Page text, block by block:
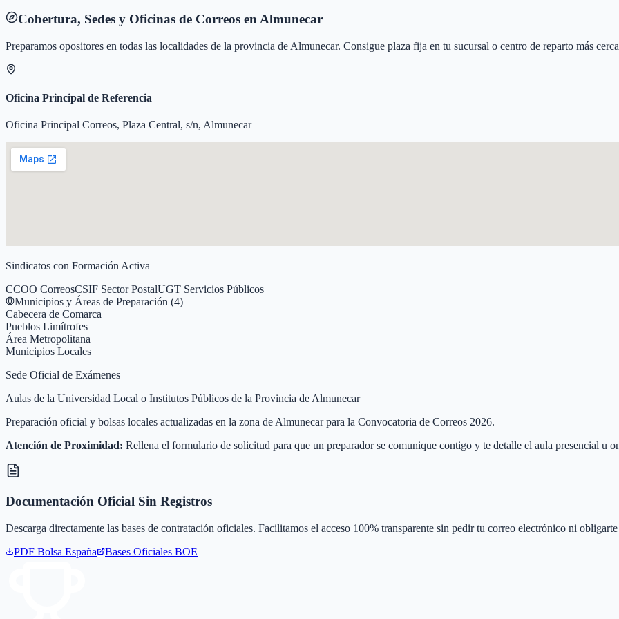
Cobertura, Sedes y Oficinas de Correos en Almunecar
Preparamos opositores en todas las localidades de la provincia de Almunecar. Consigue plaza fija en tu sucursal o centro de reparto más
Oficina Principal de Referencia
Oficina Principal Correos, Plaza Central, s/n, Almunecar
Sindicatos con Formación Activa
CCOO CorreosCSIF Sector PostalUGT Servicios Públicos
Municipios y Áreas de Preparación (4)
Cabecera de Comarca
Pueblos Limítrofes
Área Metropolitana
Municipios Locales
Sede Oficial de Exámenes
Aulas de la Universidad Local o Institutos Públicos de la Provincia de Almunecar
Preparación oficial y bolsas locales actualizadas en la zona de Almunecar para la Convocatoria de Correos 2026.
Atención de Proximidad: Rellena el formulario de solicitud para que un preparador se comunique contigo y te detalle el aula presencial u
Documentación Oficial Sin Registros
Descarga directamente las bases de contratación oficiales. Facilitamos el acceso 100% transparente sin pedir tu correo electrónico ni
PDF Bolsa España Bases Oficiales BOE